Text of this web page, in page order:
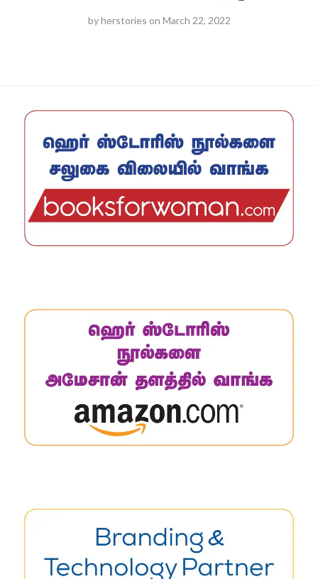
byherstories on March 22, 2022